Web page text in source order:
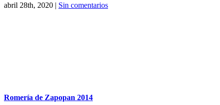
abril 28th, 2020 | Sin comentarios
Romería de Zapopan 2014